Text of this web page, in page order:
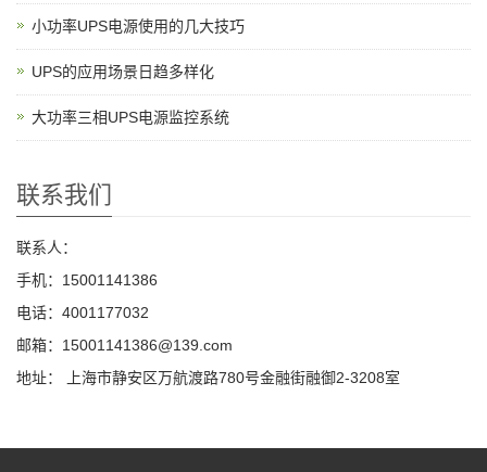
小功率UPS电源使用的几大技巧
UPS的应用场景日趋多样化
大功率三相UPS电源监控系统
联系我们
联系人：
手机：15001141386
电话：4001177032
邮箱：15001141386@139.com
地址： 上海市静安区万航渡路780号金融街融御2-3208室